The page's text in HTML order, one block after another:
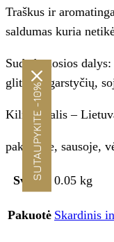
Traškus ir
saldumas kuria
Sudedamosios
glitimo, garstyčių,
Kilmės šalis –
pakuotėje, sausoje,
Svoris 0.05 kg
Pakuotė Skardinis
SUTAUPYKITE -10%